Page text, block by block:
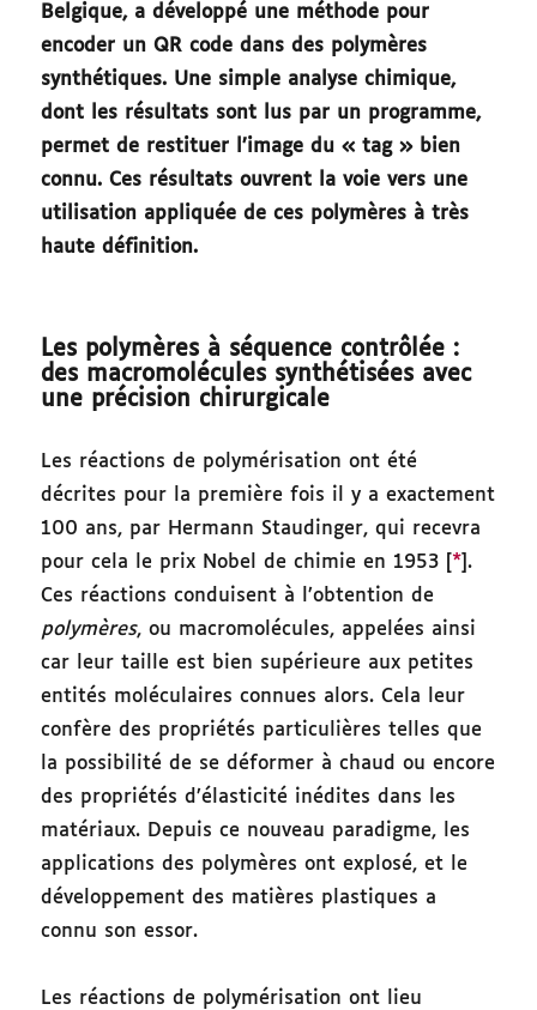
Belgique, a développé une méthode pour
encoder un QR code dans des polymères
synthétiques. Une simple analyse chimique,
dont les résultats sont lus par un programme,
permet de restituer l’image du « tag » bien
connu. Ces résultats ouvrent la voie vers une
utilisation appliquée de ces polymères à très
haute définition.
Les polymères à séquence contrôlée :
des macromolécules synthétisées avec
une précision chirurgicale
Les réactions de polymérisation ont été
décrites pour la première fois il y a exactement
100 ans, par Hermann Staudinger, qui recevra
pour cela le prix Nobel de chimie en 1953 [ * ].
Ces réactions conduisent à l’obtention de
polymères, ou macromolécules, appelées ainsi
car leur taille est bien supérieure aux petites
entités moléculaires connues alors. Cela leur
confère des propriétés particulières telles que
la possibilité de se déformer à chaud ou encore
des propriétés d’élasticité inédites dans les
matériaux. Depuis ce nouveau paradigme, les
applications des polymères ont explosé, et le
développement des matières plastiques a
connu son essor.
Les réactions de polymérisation ont lieu